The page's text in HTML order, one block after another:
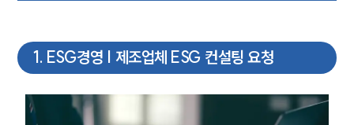
1 . ESG경영 | 제조업체 ESG 컨설팅 요청